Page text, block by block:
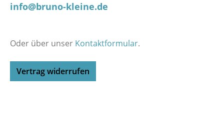
info@bruno-kleine.de
Oder über unser Kontaktformular.
Vertrag widerrufen